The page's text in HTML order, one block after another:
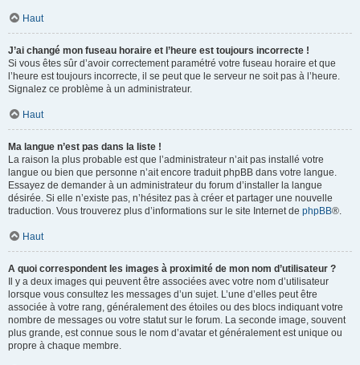
Haut
J’ai changé mon fuseau horaire et l’heure est toujours incorrecte !
Si vous êtes sûr d’avoir correctement paramétré votre fuseau horaire et que
l’heure est toujours incorrecte, il se peut que le serveur ne soit pas à l’heure.
Signalez ce problème à un administrateur.
Haut
Ma langue n’est pas dans la liste !
La raison la plus probable est que l’administrateur n’ait pas installé votre
langue ou bien que personne n’ait encore traduit phpBB dans votre langue.
Essayez de demander à un administrateur du forum d’installer la langue
désirée. Si elle n’existe pas, n’hésitez pas à créer et partager une nouvelle
traduction. Vous trouverez plus d’informations sur le site Internet de phpBB®.
Haut
A quoi correspondent les images à proximité de mon nom d’utilisateur ?
Il y a deux images qui peuvent être associées avec votre nom d’utilisateur
lorsque vous consultez les messages d’un sujet. L’une d’elles peut être
associée à votre rang, généralement des étoiles ou des blocs indiquant votre
nombre de messages ou votre statut sur le forum. La seconde image, souvent
plus grande, est connue sous le nom d’avatar et généralement est unique ou
propre à chaque membre.